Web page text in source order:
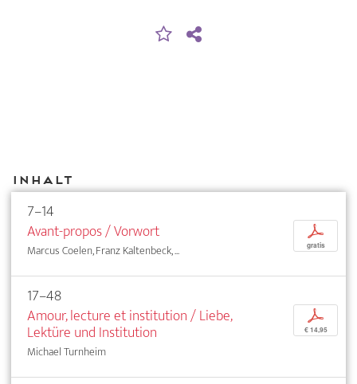
Inhalt
7–14
Avant-propos / Vorwort
Marcus Coelen, Franz Kaltenbeck, ...
p
gratis
17–48
Amour, lecture et institution / Liebe,
Lektüre und Institution
Michael Turnheim
p
€ 14,95